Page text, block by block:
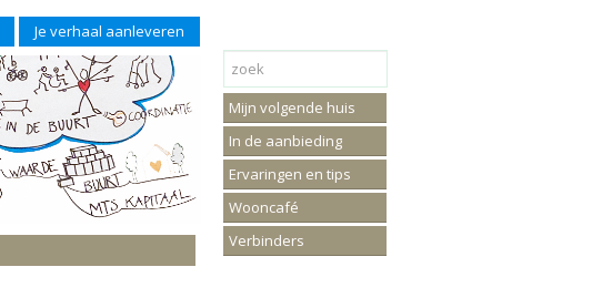
Je verhaal aanleveren
Mijn volgende huis
In de aanbieding
Ervaringen en tips
Wooncafé
Verbinders